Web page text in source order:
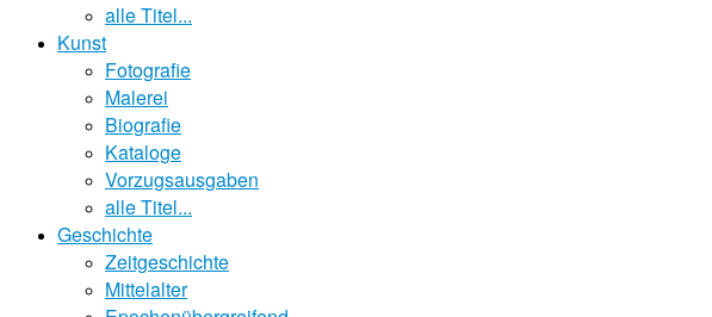
alle Titel...
Kunst
Fotografie
Malerei
Biografie
Kataloge
Vorzugsausgaben
alle Titel...
Geschichte
Zeitgeschichte
Mittelalter